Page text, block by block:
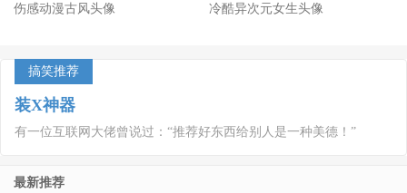
伤感动漫古风头像 冷酷异次元女生头像
搞笑推荐
装X神器
有一位互联网大佬曾说过：“推荐好东西给别人是一种美德！”
最新推荐